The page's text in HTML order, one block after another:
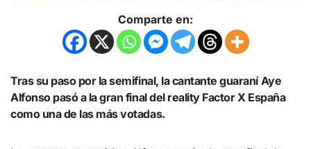
Comparte en:
Tras su paso por la semifinal, la cantante guaraní Aye
Alfonso pasó a la gran final del reality Factor X España
como una de las más votadas.